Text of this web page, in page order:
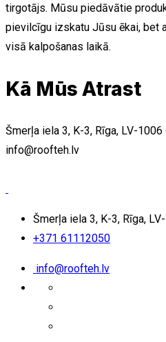
tirgotājs. Mūsu piedāvātie
pievilcīgu izskatu Jūsu ēkai, bet
visā kalpošanas laikā.
Kā Mūs Atrast
Šmerļa iela 3, K-3, Rīga, LV-1006
info@roofteh.lv
Šmerļa iela 3, K-3, Rīga,
+371 61112050
info@roofteh.lv